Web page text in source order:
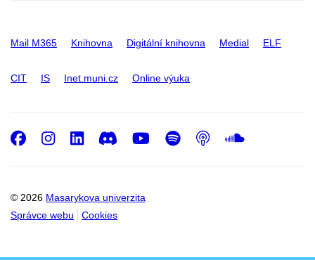
Mail M365 Knihovna Digitální knihovna Medial ELF
CIT IS Inet.muni.cz Online výuka
© 2026 Masarykova univerzita
Správce webu
Cookies
Facebook
Instagram
LinkedIn
DiscordYoutube
Spotify
Podcast